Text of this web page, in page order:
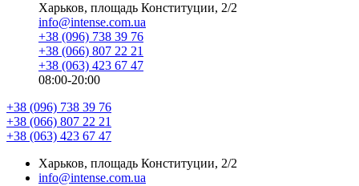
Харьков, площадь Конституции, 2/2
info@intense.com.ua
+38 (096) 738 39 76
+38 (066) 807 22 21
+38 (063) 423 67 47
08:00-20:00
+38 (096) 738 39 76
+38 (066) 807 22 21
+38 (063) 423 67 47
Харьков, площадь Конституции, 2/2
info@intense.com.ua